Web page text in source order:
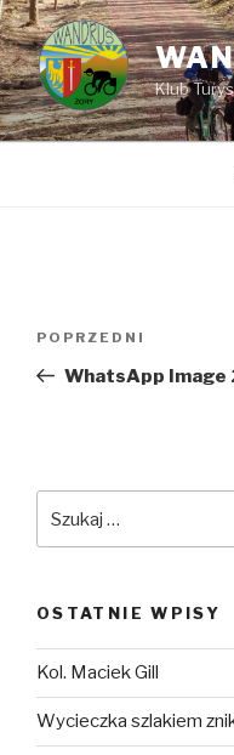
Przejdź
do
treści
Klub
Poprzedni
wpis
POPRZEDNI
WhatsApp
OSTATNIE WPISY
Kol. Maciek Gill
Wycieczka szlakiem